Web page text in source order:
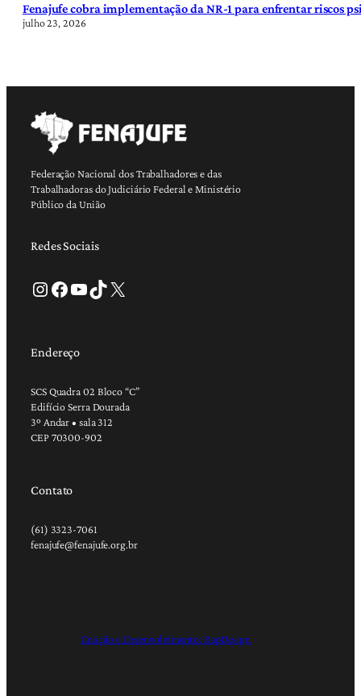
Fenajufe cobra implementação da NR-1 para enfrentar riscos
julho 23, 2026
Federação Nacional dos Trabalhadores e das
Trabalhadoras do Judiciário Federal e Ministério
Público da União
Redes Sociais
Instagram Facebook Youtube TikTok X
Endereço
SCS Quadra 02 Bloco “C”
Edifício Serra Dourada
3º Andar • sala 312
CEP 70300-902
Contato
(61) 3323-7061
fenajufe@fenajufe.org.br
Criação e Desenvolvimento: RapDesign